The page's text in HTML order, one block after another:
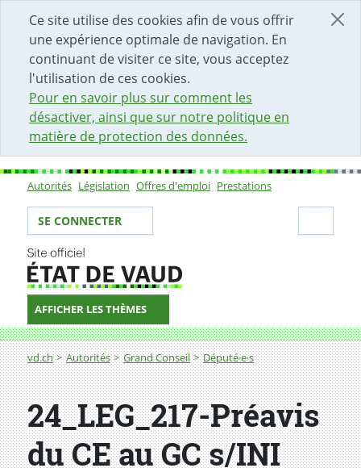
Ce site utilise des cookies afin de vous offrir
une expérience optimale de navigation. En
continuant de visiter ce site, vous acceptez
l'utilisation de ces cookies.
Pour en savoir plus sur comment les
désactiver, ainsi que sur notre politique en
matière de protection des données.
DÉBUT DU CONTENU DE LA PAGE
ACCÈS AU CHAMP DE RECHERCHE
PAGE D'ACCUEIL
FORMULAIRE DE CONTACT
Sous-navigation
Autorités Législation Offres d'emploi Prestations
Votre identité
SE CONNECTER
AFFICHER LES THÈMES
Fil d'Ariane
vd.ch Autorités Grand Conseil Député·e·s
24_LEG_217-Préavis
du CE au GC s/INI